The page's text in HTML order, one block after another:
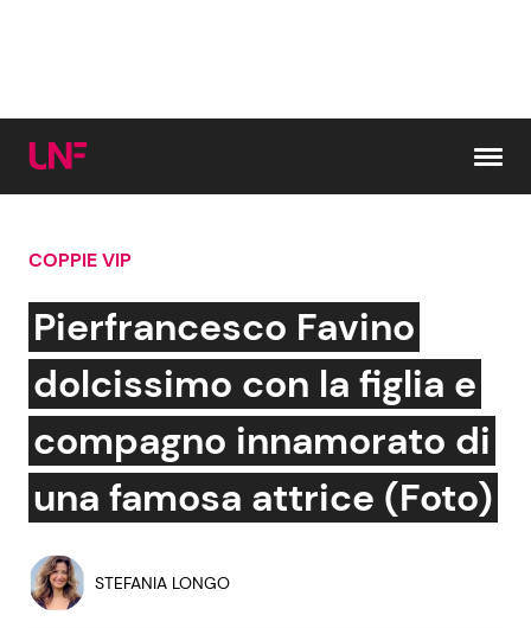
Cerca:
News e Cronaca
Attualità Italiana
Dal Mondo
Economia
Persone Scomparse
Gossip e TV
Bellezze VIP
Coppie VIP
COPPIE VIP
Pierfrancesco Favino
dolcissimo con la figlia e
compagno innamorato di
una famosa attrice (Foto)
STEFANIA LONGO